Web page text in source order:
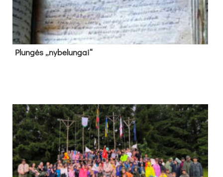
Plun­gės „ny­be­lun­gai“